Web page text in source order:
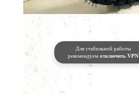
Для стабильной работы
рекомендуем отключить VPN